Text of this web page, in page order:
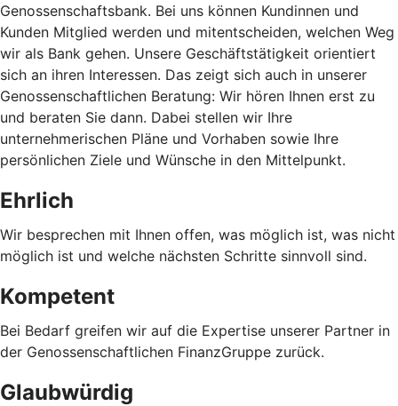
Genossenschaftsbank. Bei uns können Kundinnen und
Kunden Mitglied werden und mitentscheiden, welchen Weg
wir als Bank gehen. Unsere Geschäftstätigkeit orientiert
sich an ihren Interessen. Das zeigt sich auch in unserer
Genossenschaftlichen Beratung: Wir hören Ihnen erst zu
und beraten Sie dann. Dabei stellen wir Ihre
unternehmerischen Pläne und Vorhaben sowie Ihre
persönlichen Ziele und Wünsche in den Mittelpunkt.
Ehrlich
Wir besprechen mit Ihnen offen, was möglich ist, was nicht
möglich ist und welche nächsten Schritte sinnvoll sind.
Kompetent
Bei Bedarf greifen wir auf die Expertise unserer Partner in
der Genossenschaftlichen FinanzGruppe zurück.
Glaubwürdig